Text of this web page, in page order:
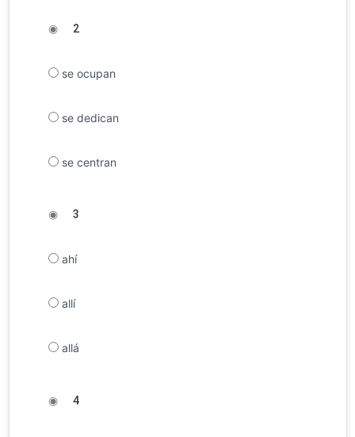
◉ 2
se ocupan
se dedican
se centran
◉ 3
ahí
allí
allá
◉ 4